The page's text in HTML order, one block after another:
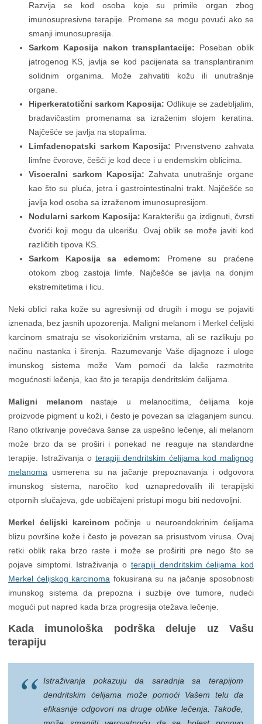
Razvija se kod osoba koje su primile organ zbog
imunosupresivne terapije. Promene se mogu povući ako se
smanji imunosupresija.
Sarkom Kaposija nakon transplantacije: Poseban oblik
jatrogenog KS, javlja se kod pacijenata sa transplantiranim
solidnim organima. Može zahvatiti kožu ili unutrašnje
organe.
Hiperkeratotični sarkom Kaposija: Odlikuje se zadebljalim,
bradavičastim promenama sa izraženim slojem keratina.
Najčešće se javlja na stopalima.
Limfadenopatski sarkom Kaposija: Prvenstveno zahvata
limfne čvorove, češći je kod dece i u endemskim oblicima.
Visceralni sarkom Kaposija: Zahvata unutrašnje organe
kao što su pluća, jetra i gastrointestinalni trakt. Najčešće se
javlja kod osoba sa izraženom imunosupresijom.
Nodularni sarkom Kaposija: Karakterišu ga izdignuti, čvrsti
čvorići koji mogu da ulcerišu. Ovaj oblik se može javiti kod
različitih tipova KS.
Sarkom Kaposija sa edemom: Promene su praćene
otokom zbog zastoja limfe. Najčešće se javlja na donjim
ekstremitetima i licu.
Neki oblici raka kože su agresivniji od drugih i mogu se pojaviti
iznenada, bez jasnih upozorenja. Maligni melanom i Merkel ćelijski
karcinom smatraju se visokorizičnim vrstama, ali se razlikuju po
načinu nastanka i širenja. Razumevanje Vaše dijagnoze i uloge
imunskog sistema može Vam pomoći da lakše razmotrite
mogućnosti lečenja, kao što je terapija dendritskim ćelijama.
Maligni melanomnastaje u melanocitima, ćelijama koje
proizvode pigment u koži, i često je povezan sa izlaganjem suncu.
Rano otkrivanje povećava šanse za uspešno lečenje, ali melanom
može brzo da se proširi i ponekad ne reaguje na standardne
terapije. Istraživanja o terapiji dendritskim ćelijama kod malignog
melanoma usmerena su na jačanje prepoznavanja i odgovora
imunskog sistema, naročito kod uznapredovalih ili terapijski
otpornih slučajeva, gde uobičajeni pristupi mogu biti nedovoljni.
Merkel ćelijski karcinom počinje u neuroendokrinim ćelijama
blizu površine kože i često je povezan sa prisustvom virusa. Ovaj
retki oblik raka brzo raste i može se proširiti pre nego što se
pojave simptomi. Istraživanja o terapiji dendritskim ćelijama kod
Merkel ćelijskog karcinoma fokusirana su na jačanje sposobnosti
imunskog sistema da prepozna i suzbije ove tumore, nudeći
mogući put napred kada brza progresija otežava lečenje.
Kada imunološka podrška deluje uz Vašu
terapiju
Istraživanja pokazuju da saradnja sa terapijom
dendritskim ćelijama može pomoći Vašem telu da
efikasnije odgovori na druge oblike lečenja. Takođe,